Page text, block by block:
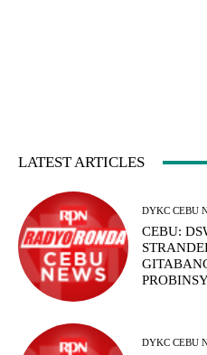
LATEST ARTICLES
DYKC CEBU
CEBU:
DYKC CEBU